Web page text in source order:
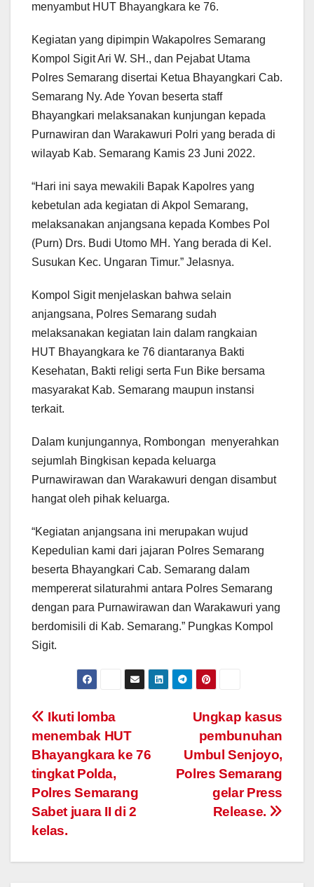
menyambut HUT Bhayangkara ke 76.
Kegiatan yang dipimpin Wakapolres Semarang
Kompol Sigit Ari W. SH., dan Pejabat Utama
Polres Semarang disertai Ketua Bhayangkari Cab.
Semarang Ny. Ade Yovan beserta staff
Bhayangkari melaksanakan kunjungan kepada
Purnawiran dan Warakawuri Polri yang berada di
wilayab Kab. Semarang Kamis 23 Juni 2022.
“Hari ini saya mewakili Bapak Kapolres yang
kebetulan ada kegiatan di Akpol Semarang,
melaksanakan anjangsana kepada Kombes Pol
(Purn) Drs. Budi Utomo MH. Yang berada di Kel.
Susukan Kec. Ungaran Timur.” Jelasnya.
Kompol Sigit menjelaskan bahwa selain
anjangsana, Polres Semarang sudah
melaksanakan kegiatan lain dalam rangkaian
HUT Bhayangkara ke 76 diantaranya Bakti
Kesehatan, Bakti religi serta Fun Bike bersama
masyarakat Kab. Semarang maupun instansi
terkait.
Dalam kunjungannya, Rombongan menyerahkan
sejumlah Bingkisan kepada keluarga
Purnawirawan dan Warakawuri dengan disambut
hangat oleh pihak keluarga.
“Kegiatan anjangsana ini merupakan wujud
Kepedulian kami dari jajaran Polres Semarang
beserta Bhayangkari Cab. Semarang dalam
mempererat silaturahmi antara Polres Semarang
dengan para Purnawirawan dan Warakawuri yang
berdomisili di Kab. Semarang.” Pungkas Kompol
Sigit.
Post
navigation
Ungkap kasus
pembunuhan
Umbul Senjoyo,
Polres Semarang
gelar Press
Release.
Ikuti lomba
menembak HUT
Bhayangkara ke 76
tingkat Polda,
Polres Semarang
Sabet juara II di 2
kelas.